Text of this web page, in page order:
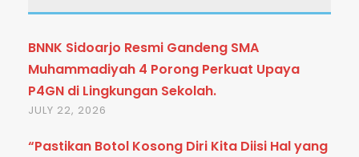
BNNK Sidoarjo Resmi Gandeng SMA
Muhammadiyah 4 Porong Perkuat Upaya
P4GN di Lingkungan Sekolah.
JULY 22, 2026
“Pastikan Botol Kosong Diri Kita Diisi Hal yang